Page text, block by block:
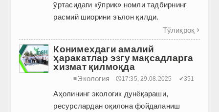
ўртасидаги кўприк» номли тадбирнинг
расмий шиорини эълон қилди.
Тўлиқроқ 
Конимехдаги амалий
ҳаракатлар эзгу мақсадларга
хизмат қилмоқда
≡Экология 🕔17:35, 29.08.2025 ✔351
Аҳолининг экологик дунёқараши,
ресурслардан оқилона фойдаланиш